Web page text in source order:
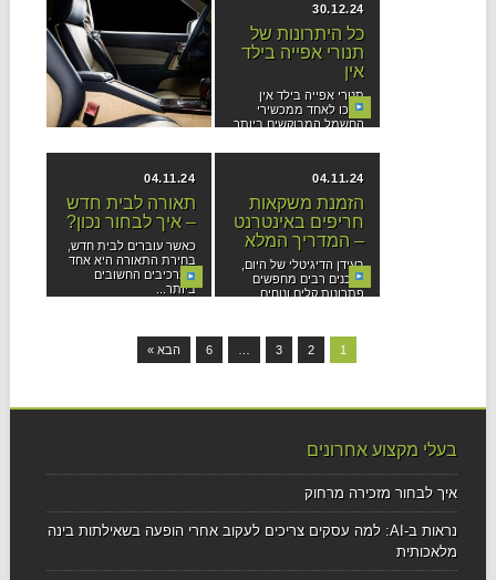
13.01.25
איך לבחור רכב
יוקרה שמשלב בין
סטייל לביצועים?
רכישת רכב יוקרה היא
החלטה משמעותית
המשלבת בין שאיפה
30.12.24
כל היתרונות של
תנורי אפייה בילד
אין
תנורי אפייה בילד אין
הפכו לאחד ממכשירי
החשמל המבוקשים ביותר
04.11.24
תאורה לבית חדש
– איך לבחור נכון?
כאשר עוברים לבית חדש,
בחירת התאורה היא אחד
המרכיבים החשובים
ביותר...
04.11.24
הזמנת משקאות
חריפים באינטרנט
– המדריך המלא
בעידן הדיגיטלי של היום,
צרכנים רבים מחפשים
פתרונות קלים ונוחים
1
2
3
6 הבא »
בעלי מקצוע אחרונים
איך לבחור מזכירה מרחוק
נראות ב-AI: למה עסקים צריכים לעקוב אחרי הופעה בשאילתות בינה
מלאכותית